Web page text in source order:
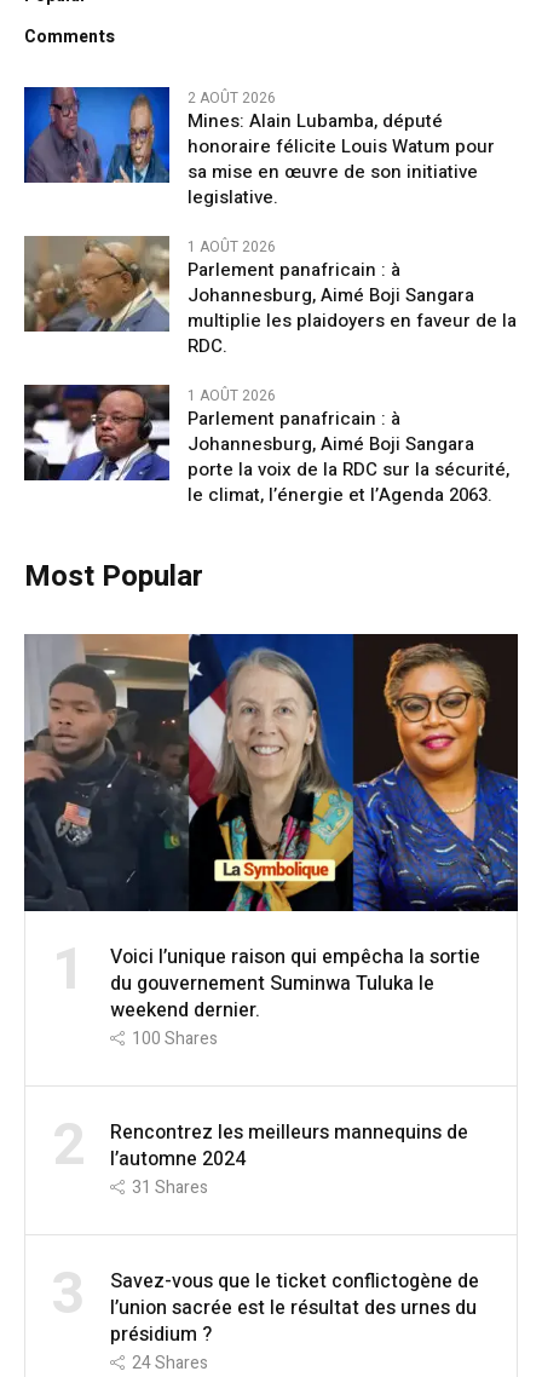
Comments
2 AOÛT 2026
Mines: Alain Lubamba, député
honoraire félicite Louis Watum pour
sa mise en œuvre de son initiative
legislative.
1 AOÛT 2026
Parlement panafricain : à
Johannesburg, Aimé Boji Sangara
multiplie les plaidoyers en faveur de la
RDC.
1 AOÛT 2026
Parlement panafricain : à
Johannesburg, Aimé Boji Sangara
porte la voix de la RDC sur la sécurité,
le climat, l’énergie et l’Agenda 2063.
Most Popular
1
Voici l’unique raison qui empêcha la sortie
du gouvernement Suminwa Tuluka le
weekend dernier.
100Shares
2
Rencontrez les meilleurs mannequins de
l’automne 2024
31 Shares
3
Savez-vous que le ticket conflictogène de
l’union sacrée est le résultat des urnes du
présidium ?
24Shares